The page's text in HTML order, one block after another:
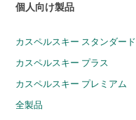
個人向け製品
カスペルスキー スタンダード
カスペルスキー プラス
カスペルスキー プレミアム
全製品